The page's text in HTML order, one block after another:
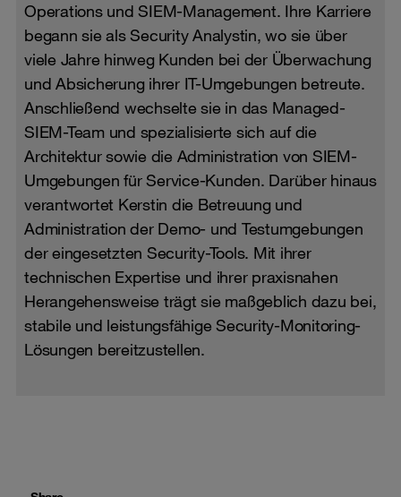
Operations und SIEM-Management. Ihre Karriere
begann sie als Security Analystin, wo sie über
viele Jahre hinweg Kunden bei der Überwachung
und Absicherung ihrer IT-Umgebungen betreute.
Anschließend wechselte sie in das Managed-
SIEM-Team und spezialisierte sich auf die
Architektur sowie die Administration von SIEM-
Umgebungen für Service-Kunden. Darüber hinaus
verantwortet Kerstin die Betreuung und
Administration der Demo- und Testumgebungen
der eingesetzten Security-Tools. Mit ihrer
technischen Expertise und ihrer praxisnahen
Herangehensweise trägt sie maßgeblich dazu bei,
stabile und leistungsfähige Security-Monitoring-
Lösungen bereitzustellen.